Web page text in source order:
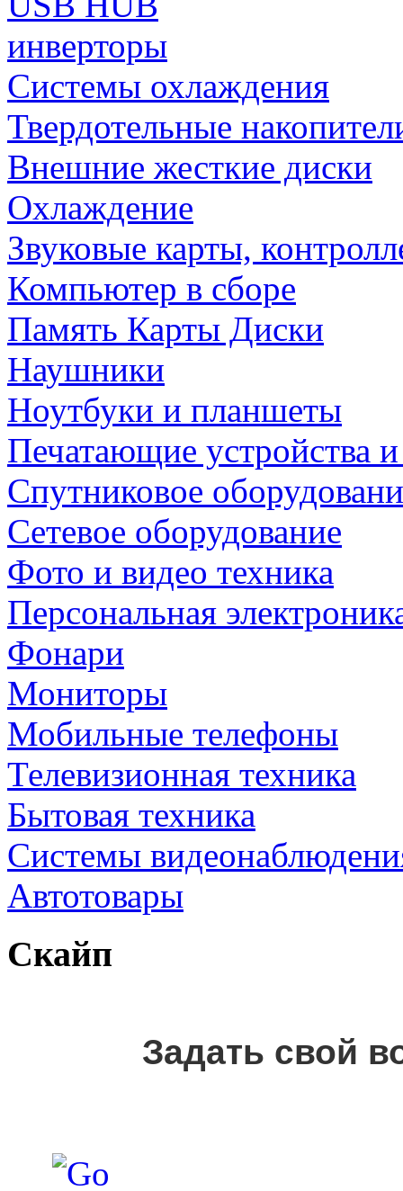
инверторы
Системы охлаждения
Твердотельные
Внешние жесткие диски
Охлаждение
Звуковые карты,
Компьютер в сборе
Память Карты Диски
Наушники
Ноутбуки и планшеты
Печатающие устройства
Спутниковое
Сетевое оборудование
Фото и видео техника
Персональная
Фонари
Мониторы
Мобильные телефоны
Телевизионная техника
Бытовая техника
Cистемы
Автотовары
Скайп
Задать свой